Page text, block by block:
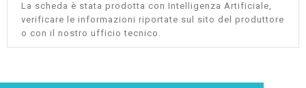
La scheda è stata prodotta con Intelligenza Artificiale,
verificare le informazioni riportate sul sito del produttore
o con il nostro ufficio tecnico.